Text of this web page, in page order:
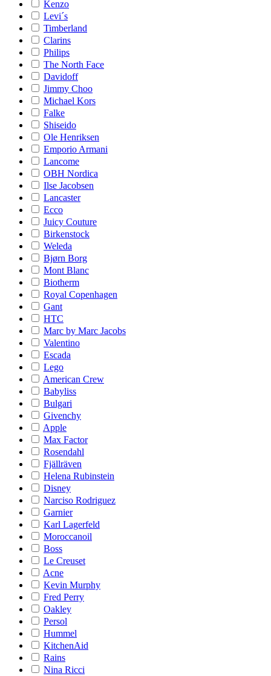
Kenzo
Levi´s
Timberland
Clarins
Philips
The North Face
Davidoff
Jimmy Choo
Michael Kors
Falke
Shiseido
Ole Henriksen
Emporio Armani
Lancome
OBH Nordica
Ilse Jacobsen
Lancaster
Ecco
Juicy Couture
Birkenstock
Weleda
Bjørn Borg
Mont Blanc
Biotherm
Royal Copenhagen
Gant
HTC
Marc by Marc Jacobs
Valentino
Escada
Lego
American Crew
Babyliss
Bulgari
Givenchy
Apple
Max Factor
Rosendahl
Fjällräven
Helena Rubinstein
Disney
Narciso Rodriguez
Garnier
Karl Lagerfeld
Moroccanoil
Boss
Le Creuset
Acne
Kevin Murphy
Fred Perry
Oakley
Persol
Hummel
KitchenAid
Rains
Nina Ricci